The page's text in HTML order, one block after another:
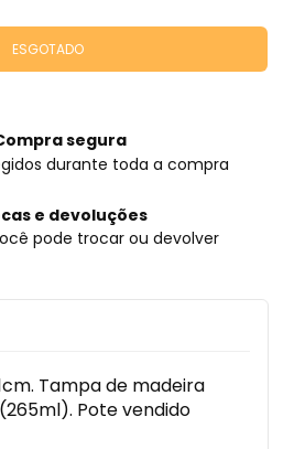
segura
durante toda a compra
e devoluções
pode trocar ou devolver
Tampa de madeira
Pote vendido